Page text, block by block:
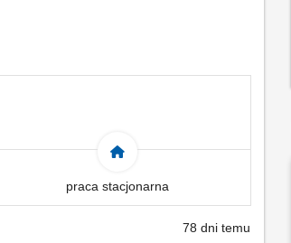
praca stacjonarna
78 dni temu